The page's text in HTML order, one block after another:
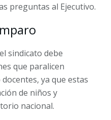
preguntas al Ejecutivo.
sindicato debe
que paralicen
ya que estas
de niños y
nacional.